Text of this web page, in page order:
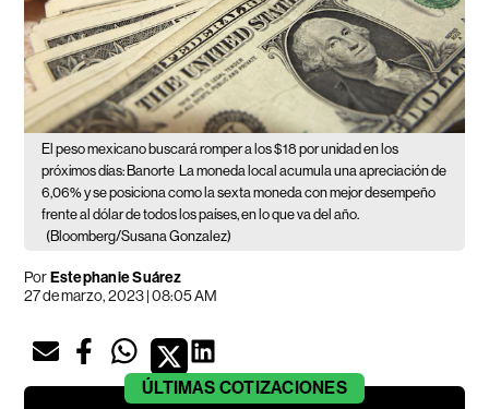
El peso mexicano buscará romper a los $18 por unidad en los
próximos días: Banorte La moneda local acumula una apreciación de
6,06% y se posiciona como la sexta moneda con mejor desempeño
frente al dólar de todos los países, en lo que va del año.
(Bloomberg/Susana Gonzalez)
PorEstephanie Suárez
27 de marzo, 2023 | 08:05 AM
ÚLTIMAS COTIZACIONES